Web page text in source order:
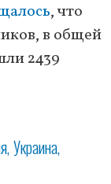
, что
в общей
2439
Украина